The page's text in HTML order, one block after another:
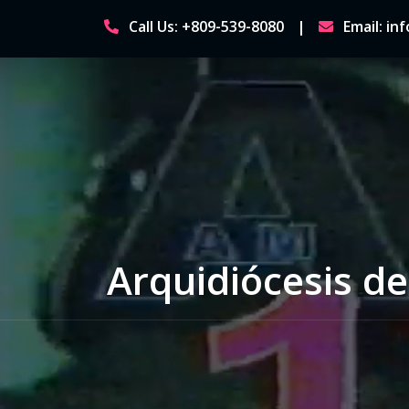
content
Call Us: +809-539-8080 Email:
Arquidiócesis